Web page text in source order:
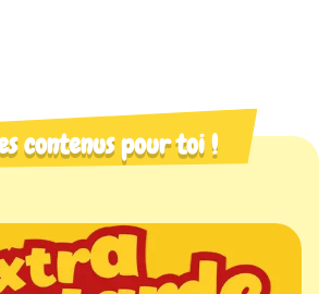
contenus pour toi !